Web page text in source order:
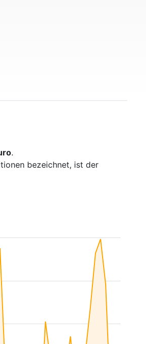
.
bezeichnet, ist der